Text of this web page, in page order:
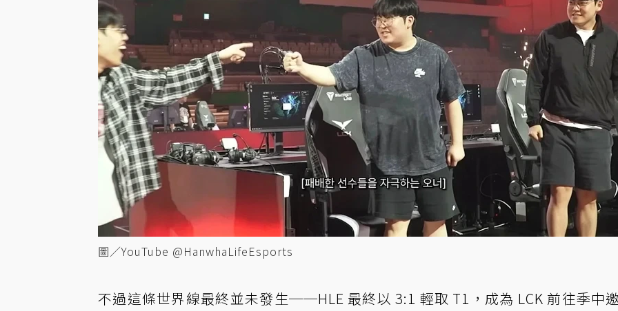
圖／YouTube @HanwhaLifeEsports
不過這條世界線最終並未發生──HLE 最終以 3:1 輕取 T1，成為 LCK 前往季中